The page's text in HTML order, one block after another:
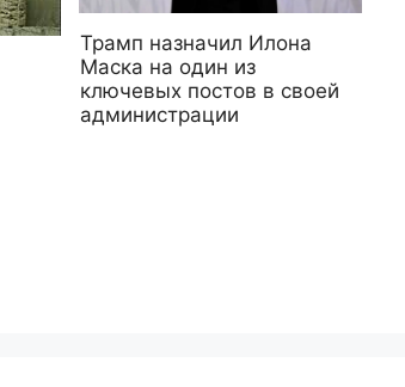
Трамп назначил Илона
Маска на один из
ключевых постов в своей
администрации